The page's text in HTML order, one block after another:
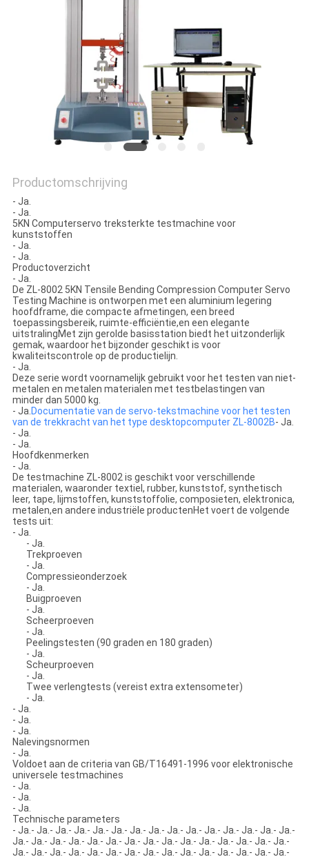
Productomschrijving
- Ja.
- Ja.
5KN Computerservo treksterkte testmachine voor
kunststoffen
- Ja.
- Ja.
Productoverzicht
- Ja.
De ZL-8002 5KN Tensile Bending Compression Computer Servo
Testing Machine is ontworpen met een aluminium legering
hoofdframe, die compacte afmetingen, een breed
toepassingsbereik, ruimte-efficiëntie,en een elegante
uitstralingMet zijn gerolde basisstation biedt het uitzonderlijk
gemak, waardoor het bijzonder geschikt is voor
kwaliteitscontrole op de productielijn.
- Ja.
Deze serie wordt voornamelijk gebruikt voor het testen van niet-
metalen en metalen materialen met testbelastingen van
minder dan 5000 kg.
- Ja.Documentatie van de servo-tekstmachine voor het testen
van de trekkracht van het type desktopcomputer ZL-8002B- Ja.
- Ja.
- Ja.
Hoofdkenmerken
- Ja.
De testmachine ZL-8002 is geschikt voor verschillende
materialen, waaronder textiel, rubber, kunststof, synthetisch
leer, tape, lijmstoffen, kunststoffolie, composieten, elektronica,
metalen,en andere industriële productenHet voert de volgende
tests uit:
- Ja.
- Ja.
Trekproeven
- Ja.
Compressieonderzoek
- Ja.
Buigproeven
- Ja.
Scheerproeven
- Ja.
Peelingstesten (90 graden en 180 graden)
- Ja.
Scheurproeven
- Ja.
Twee verlengtests (vereist extra extensometer)
- Ja.
- Ja.
- Ja.
- Ja.
Nalevingsnormen
- Ja.
Voldoet aan de criteria van GB/T16491-1996 voor elektronische
universele testmachines
- Ja.
- Ja.
- Ja.
Technische parameters
- Ja.- Ja.- Ja.- Ja.- Ja.- Ja.- Ja.- Ja.- Ja.- Ja.- Ja.- Ja.- Ja.- Ja.- Ja.-
Ja.- Ja.- Ja.- Ja.- Ja.- Ja.- Ja.- Ja.- Ja.- Ja.- Ja.- Ja.- Ja.- Ja.- Ja.-
Ja.- Ja.- Ja.- Ja.- Ja.- Ja.- Ja.- Ja.- Ja.- Ja.- Ja.- Ja.- Ja.- Ja.- Ja.-